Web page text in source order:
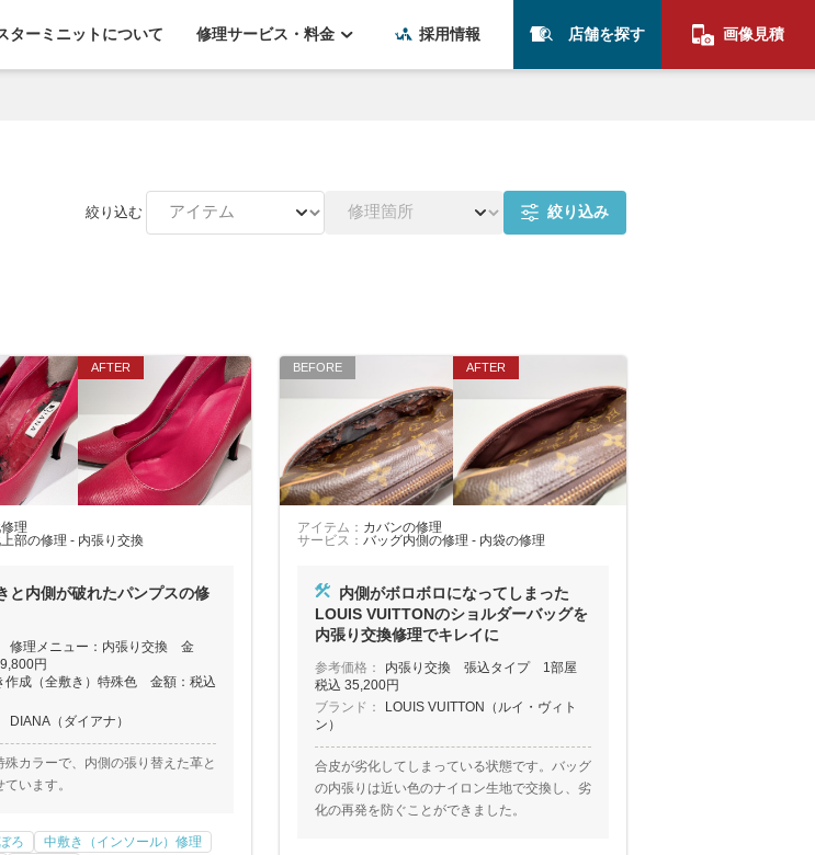
ターミニットについて 修理サービス・料金 採用情報 店舗を探す 画像見積
理
部の修理 - 内張り交換
と内側が破れたパンプスの修
修理メニュー：内張り交換 金
円
作成（全敷き）特殊色 金額：税込
DIANA（ダイアナ）
殊カラーで、内側の張り替えた革と
います。
ろ
中敷き（インソール）修理
アイテム： カバンの修理
サービス： バッグ内側の修理 - 内袋の修理
内側がボロボロになってしまった
LOUIS VUITTONのショルダーバッグを
内張り交換修理でキレイに
参考価格：
内張り交換 張込タイプ 1部屋
税込 35,200円
ブランド：
LOUIS VUITTON（ルイ・ヴィト
ン）
合皮が劣化してしまっている状態です。バッグ
の内張りは近い色のナイロン生地で交換し、劣
化の再発を防ぐことができました。